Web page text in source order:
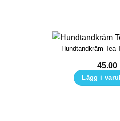
Hundtandkräm Tea
45.00
Lägg i